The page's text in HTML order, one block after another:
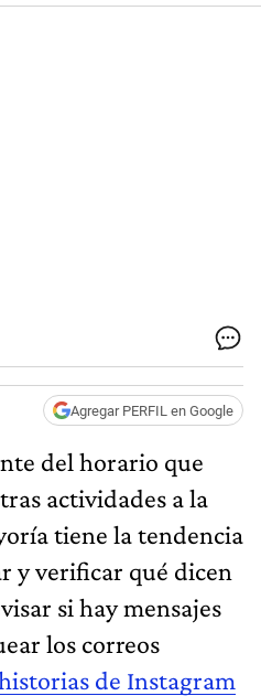
Agregar PERFIL en Google
del horario que
actividades a la
tiene la tendencia
y verificar qué dicen
si hay mensajes
los correos
de Instagram